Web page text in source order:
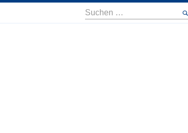
Suche
nach: